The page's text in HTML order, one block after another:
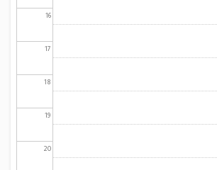
16
17
18
19
20